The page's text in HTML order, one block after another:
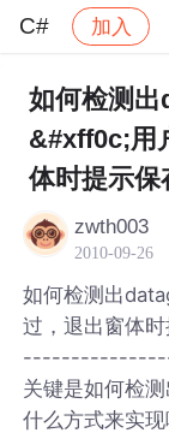
C# 加入
社区 C#
如何检测
&#xff0c;用
体时提示
zwth003
2010-09-26
如何检测出
过，退出窗体
关键是如何检
什么方式来实现